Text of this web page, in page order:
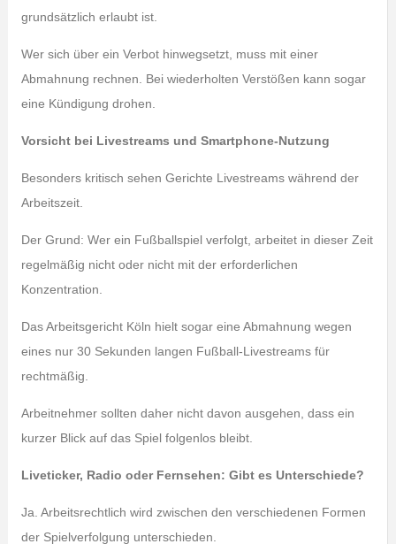
grundsätzlich erlaubt ist.
Wer sich über ein Verbot hinwegsetzt, muss mit einer
Abmahnung rechnen. Bei wiederholten Verstößen kann sogar
eine Kündigung drohen.
Vorsicht bei Livestreams und Smartphone-Nutzung
Besonders kritisch sehen Gerichte Livestreams während der
Arbeitszeit.
Der Grund: Wer ein Fußballspiel verfolgt, arbeitet in dieser Zeit
regelmäßig nicht oder nicht mit der erforderlichen
Konzentration.
Das Arbeitsgericht Köln hielt sogar eine Abmahnung wegen
eines nur 30 Sekunden langen Fußball-Livestreams für
rechtmäßig.
Arbeitnehmer sollten daher nicht davon ausgehen, dass ein
kurzer Blick auf das Spiel folgenlos bleibt.
Liveticker, Radio oder Fernsehen: Gibt es Unterschiede?
Ja. Arbeitsrechtlich wird zwischen den verschiedenen Formen
der Spielverfolgung unterschieden.